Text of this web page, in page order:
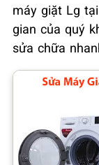
máy giặt Lg
gian của quý
sửa chữa